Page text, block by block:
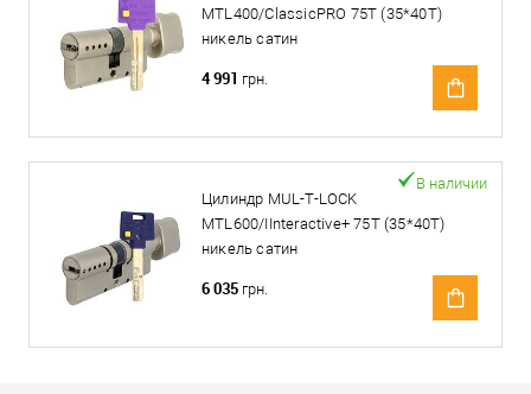
MTL400/ClassicPRO 75T (35*40T)
никель сатин
4 991 грн.
Цилиндр MUL-T-LOCK
MTL600/IInteractive+ 75T (35*40T)
никель сатин
В наличии
6 035 грн.